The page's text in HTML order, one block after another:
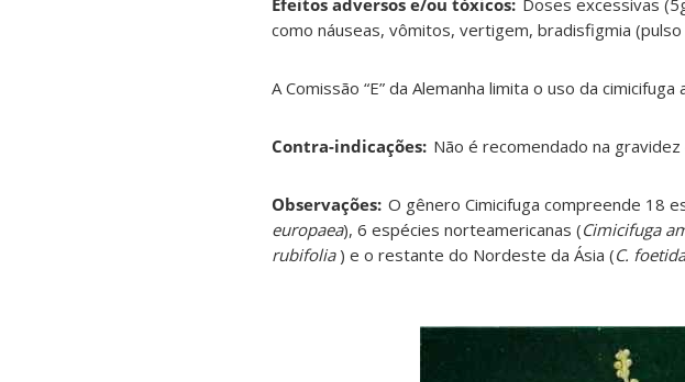
Efeitos adversos e/ou tóxicos: Doses excessivas
como náuseas, vômitos, vertigem, bradisfigmia
A Comissão “E” da Alemanha limita o uso da
Contra-indicações: Não é recomendado na
Observações: O gênero Cimicifuga compreende 18
europaea), 6 espécies norteamericanas (Cimicifuga
rubifolia) e o restante do Nordeste da Ásia (C. foetida